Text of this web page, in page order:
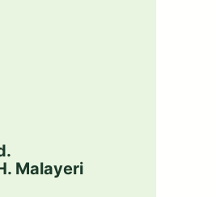
Malayeri